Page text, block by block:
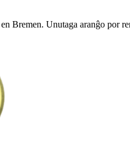
en Bremen. Unutaga aranĝo por